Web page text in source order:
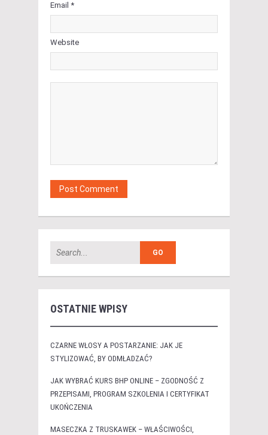
Email *
Website
OSTATNIE WPISY
CZARNE WŁOSY A POSTARZANIE: JAK JE
STYLIZOWAĆ, BY ODMŁADZAĆ?
JAK WYBRAĆ KURS BHP ONLINE – ZGODNOŚĆ Z
PRZEPISAMI, PROGRAM SZKOLENIA I CERTYFIKAT
UKOŃCZENIA
MASECZKA Z TRUSKAWEK – WŁAŚCIWOŚCI,